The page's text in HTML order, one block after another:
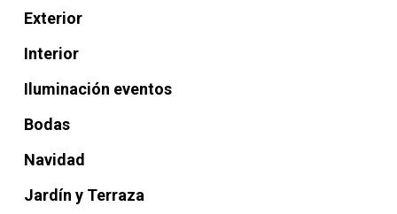
Exterior
Interior
Iluminación eventos
Bodas
Navidad
Jardín y Terraza